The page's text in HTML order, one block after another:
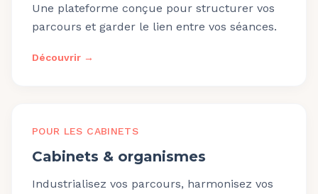
Une plateforme conçue pour structurer vos
parcours et garder le lien entre vos séances.
Découvrir →
POUR LES CABINETS
Cabinets & organismes
Industrialisez vos parcours, harmonisez vos